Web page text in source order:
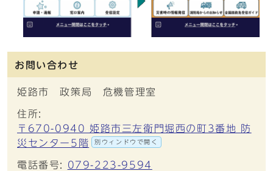
お問い合わせ
姫路市 政策局 危機管理室
住所:
〒670-0940 姫路市三左衛門堀西の町3番地 防
災センター5階
別ウィンドウで開く
電話番号: 079-223-9594